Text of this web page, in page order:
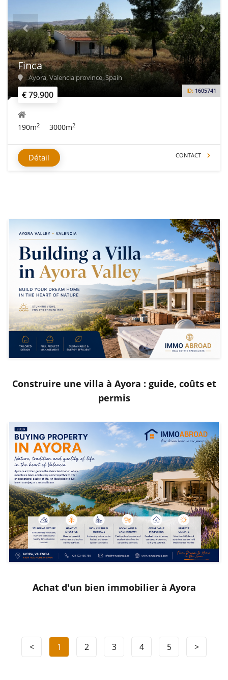
€ 79.900 ID: 1605741
Finca
Ayora, Valencia province, Spain
190m2 3000m2
Détail CONTACT
Construire une villa à Ayora : guide, coûts et
permis
Achat d'un bien immobilier à Ayora
< 1 2 3 4 5 >